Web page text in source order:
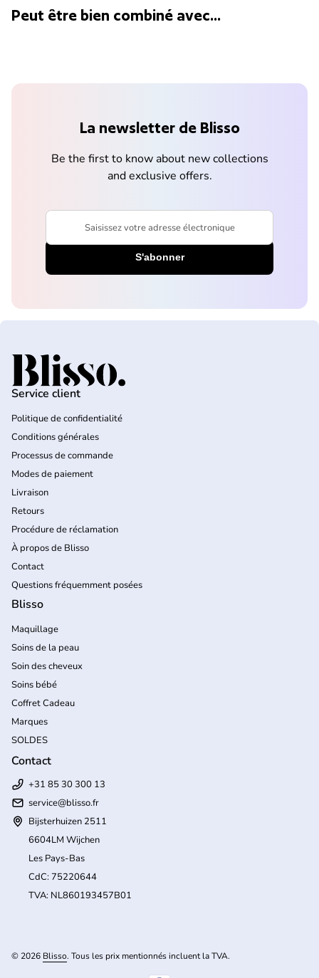
Peut être bien combiné avec...
La newsletter de Blisso
Be the first to know about new collections
and exclusive offers.
Saisissez votre adresse électronique
Accueil
Service client
Politique de confidentialité
Conditions générales
Processus de commande
Modes de paiement
Livraison
Retours
Procédure de réclamation
À propos de Blisso
Contact
Questions fréquemment posées
Blisso
Maquillage
Soins de la peau
Soin des cheveux
Soins bébé
Coffret Cadeau
Marques
SOLDES
Contact
+31 85 30 300 13
service@blisso.fr
Bijsterhuizen 2511
6604LM Wijchen
Les Pays-Bas
CdC: 75220644
TVA: NL860193457B01
© 2026 Blisso. Tous les prix mentionnés incluent la TVA.